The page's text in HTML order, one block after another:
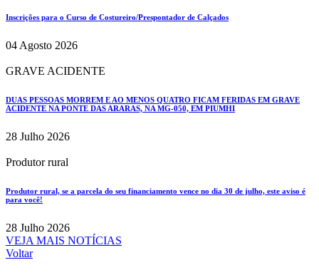
Inscrições para o Curso de Costureiro/Prespontador de Calçados
04 Agosto 2026
GRAVE ACIDENTE
DUAS PESSOAS MORREM E AO MENOS QUATRO FICAM FERIDAS EM GRAVE
ACIDENTE NA PONTE DAS ARARAS, NA MG-050, EM PIUMHI
28 Julho 2026
Produtor rural
Produtor rural, se a parcela do seu financiamento vence no dia 30 de julho, este aviso é
para você!
28 Julho 2026
VEJA MAIS NOTÍCIAS
Voltar